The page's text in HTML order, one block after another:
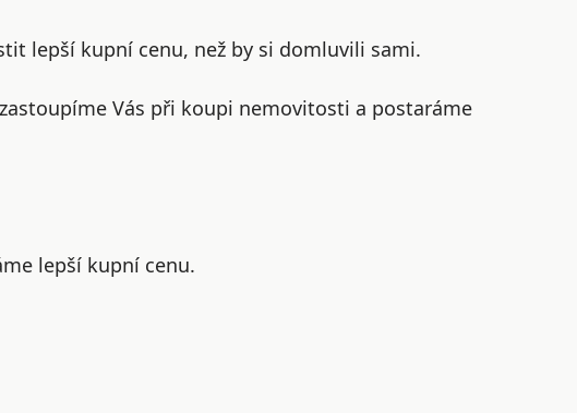
lepší kupní cenu, než by si domluvili sami.
Vás při koupi nemovitosti a postaráme
lepší kupní cenu.